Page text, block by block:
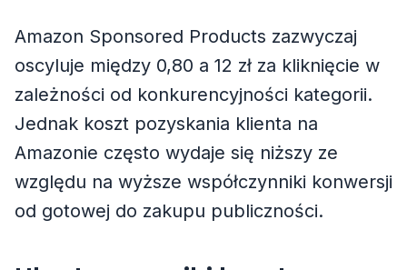
Amazon Sponsored Products zazwyczaj
oscyluje między 0,80 a 12 zł za kliknięcie w
zależności od konkurencyjności kategorii.
Jednak koszt pozyskania klienta na
Amazonie często wydaje się niższy ze
względu na wyższe współczynniki konwersji
od gotowej do zakupu publiczności.